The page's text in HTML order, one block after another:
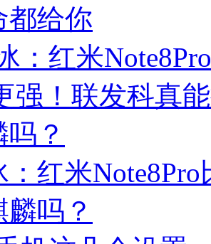
都给你
：红米
吗？